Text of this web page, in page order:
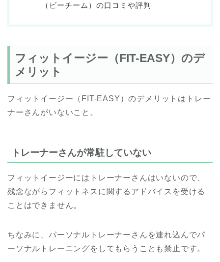
（ビーチーム）の口コミや評判
フィットイージー（FIT-EASY）のデ
メリット
フィットイージー（FIT-EASY）のデメリットはトレー
ナーさんがいないこと。
トレーナーさんが常駐していない
フィットイージーにはトレーナーさんはいないので、
残念ながらフィットネスに関するアドバイスを受ける
ことはできません。
ちなみに、パーソナルトレーナーさんを連れ込んでパ
ーソナルトレーニングをしてもらうことも禁止です。